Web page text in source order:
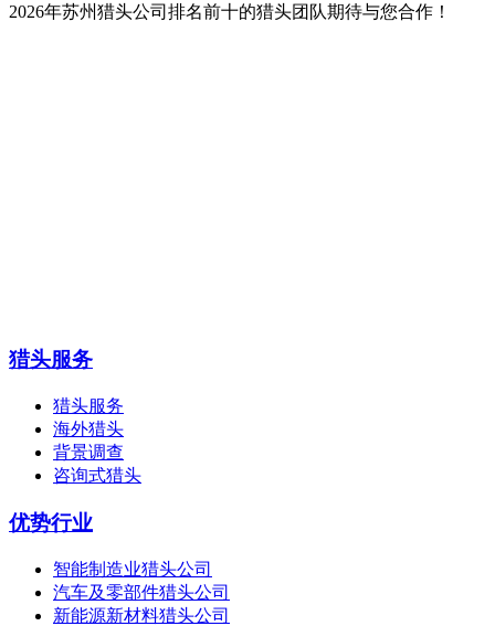
2026年苏州猎头公司排名前十的猎头团队期待与您合作！
猎头服务
猎头服务
海外猎头
背景调查
咨询式猎头
优势行业
智能制造业猎头公司
汽车及零部件猎头公司
新能源新材料猎头公司